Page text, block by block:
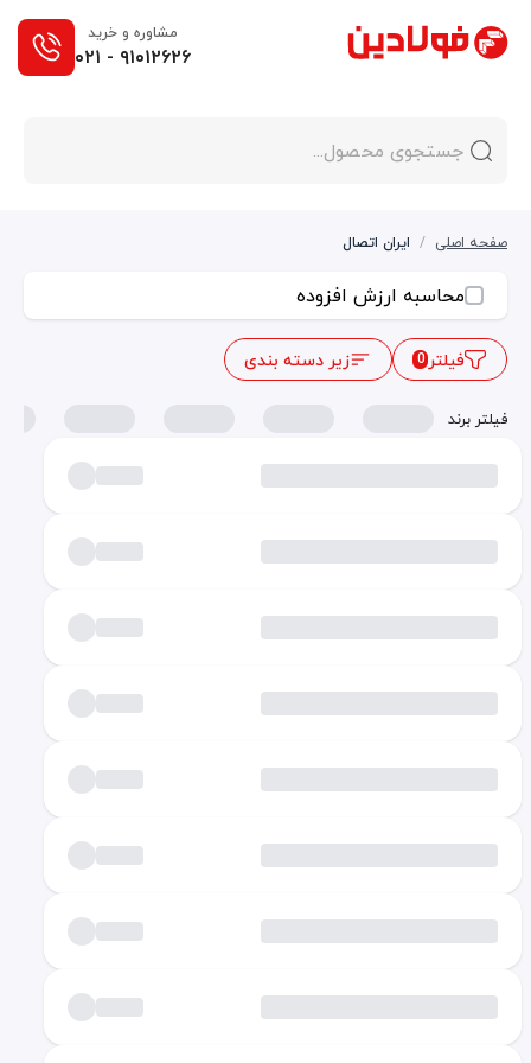
مشاوره و خرید
۰۲۱ - ۹۱۰۱۲۶۲۶
صفحه اصلی / ایران اتصال
محاسبه ارزش افزوده
فیلتر0 زیر دسته بندی
فیلتر برند